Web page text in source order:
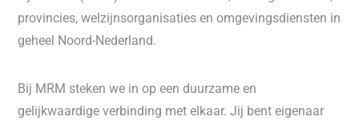
provincies, welzijnsorganisaties en omgevingsdiensten in
geheel Noord-Nederland.
Bij MRM steken we in op een duurzame en
gelijkwaardige verbinding met elkaar. Jij bent eigenaar